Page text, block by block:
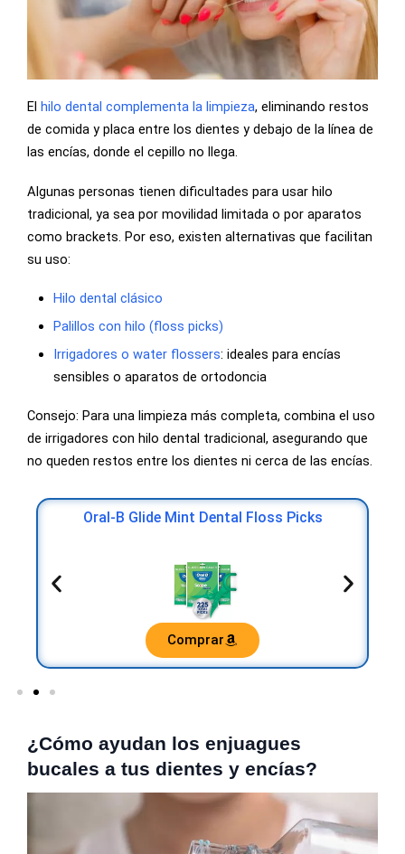
El hilo dental complementa la limpieza, eliminando restos
de comida y placa entre los dientes y debajo de la línea de
las encías, donde el cepillo no llega.
Algunas personas tienen dificultades para usar hilo
tradicional, ya sea por movilidad limitada o por aparatos
como brackets. Por eso, existen alternativas que facilitan
su uso:
Hilo dental clásico
Palillos con hilo (floss picks)
Irrigadores o water flossers: ideales para encías
sensibles o aparatos de ortodoncia
Consejo: Para una limpieza más completa, combina el uso
de irrigadores con hilo dental tradicional, asegurando que
no queden restos entre los dientes ni cerca de las encías.
Oral-B Glide Mint Dental Floss Picks
Comprar
¿Cómo ayudan los enjuagues
bucales a tus dientes y encías?